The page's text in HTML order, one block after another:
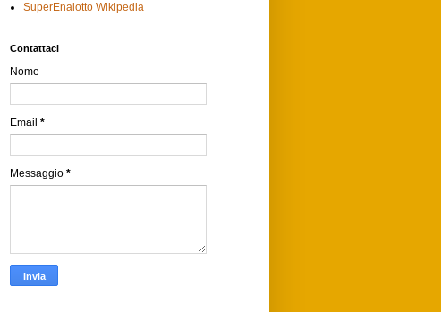
SuperEnalotto Wikipedia
Contattaci
Nome
Email *
Messaggio *